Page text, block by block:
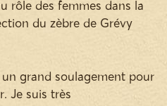
rôle des femmes dans la
du zèbre de Grévy
grand soulagement pour
Je suis très